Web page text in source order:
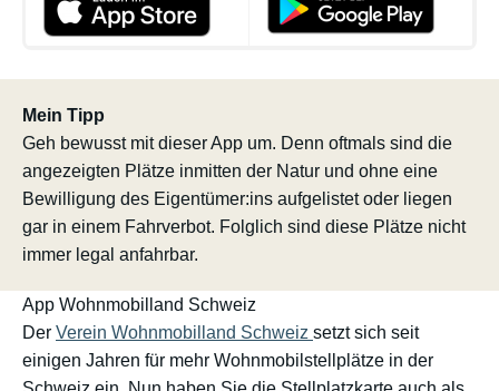
Mein Tipp
Geh bewusst mit dieser App um. Denn oftmals sind die
angezeigten Plätze inmitten der Natur und ohne eine
Bewilligung des Eigentümer:ins aufgelistet oder liegen
gar in einem Fahrverbot. Folglich sind diese Plätze nicht
immer legal anfahrbar.
App Wohnmobilland Schweiz
Der Verein Wohnmobilland Schweiz setzt sich seit
einigen Jahren für mehr Wohnmobilstellplätze in der